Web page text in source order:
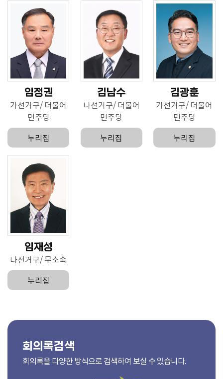
임정권
가선거구 더불어
민주당
누리집
김남수
나선거구 더불어
민주당
누리집
김광훈
가선거구 더불어
민주당
누리집
임재성
나선거구 무소속
누리집
회의록검색
회의록을 다양한 방식으로 검색하여 보실 수 있습니다.